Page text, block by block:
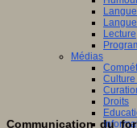
Lecture
Médias
Droits
Communication du